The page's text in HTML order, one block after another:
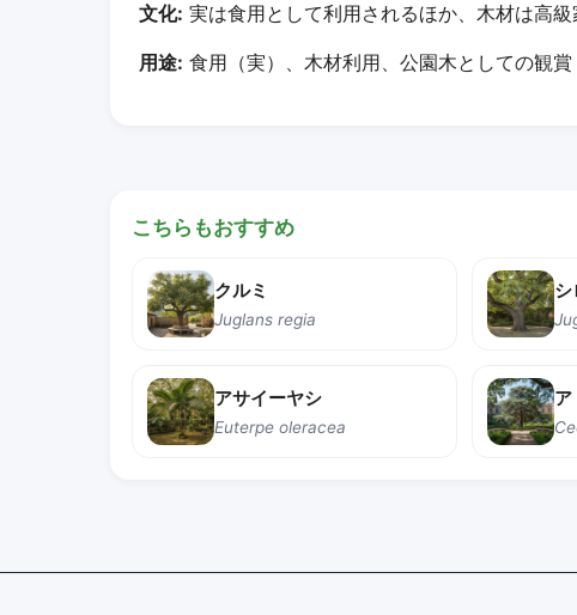
文化: 実は食用として利用されるほか、木材は高
用途: 食用（実）、木材利用、公園木としての観賞
こちらもおすすめ
クルミ
Juglans regia
アサイーヤシ
Euterpe oleracea